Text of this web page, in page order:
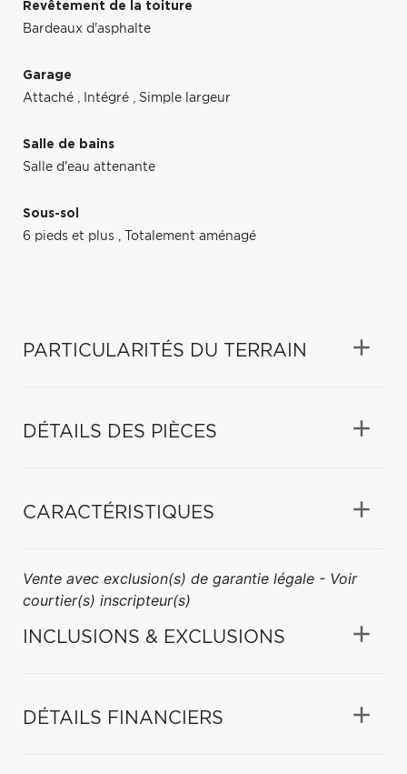
Revêtement de la toiture
Bardeaux d'asphalte
Garage
Attaché , Intégré , Simple largeur
Salle de bains
Salle d'eau attenante
Sous-sol
6 pieds et plus , Totalement aménagé
PARTICULARITÉS DU TERRAIN
DÉTAILS DES PIÈCES
CARACTÉRISTIQUES
Vente avec exclusion(s) de garantie légale - Voir
courtier(s) inscripteur(s)
INCLUSIONS & EXCLUSIONS
DÉTAILS FINANCIERS